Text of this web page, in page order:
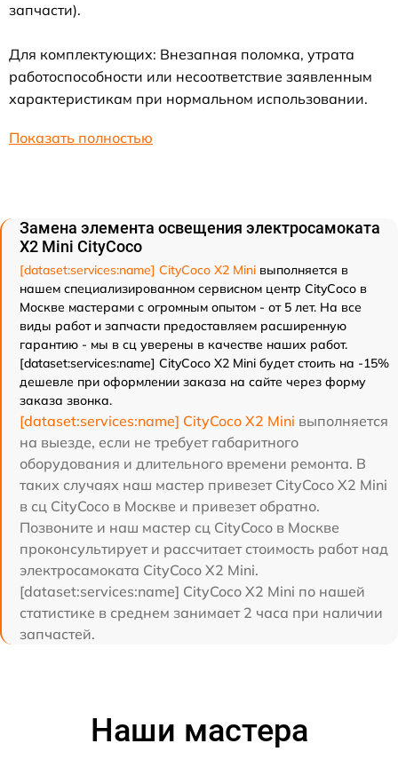
запчасти).
Для комплектующих: Внезапная поломка, утрата
работоспособности или несоответствие заявленным
характеристикам при нормальном использовании.
Показать полностью
Замена элемента освещения электросамоката
X2 Mini CityCoco
[dataset:services:name] CityCoco X2 Mini выполняется в
нашем специализированном сервисном центр CityCoco в
Москве мастерами с огромным опытом - от 5 лет. На все
виды работ и запчасти предоставляем расширенную
гарантию - мы в сц уверены в качестве наших работ.
[dataset:services:name] CityCoco X2 Mini будет стоить на -15%
дешевле при оформлении заказа на сайте через форму
заказа звонка.
[dataset:services:name] CityCoco X2 Mini выполняется
на выезде, если не требует габаритного
оборудования и длительного времени ремонта. В
таких случаях наш мастер привезет CityCoco X2 Mini
в сц CityCoco в Москве и привезет обратно.
Позвоните и наш мастер сц CityCoco в Москве
проконсультирует и рассчитает стоимость работ над
электросамоката CityCoco X2 Mini.
[dataset:services:name] CityCoco X2 Mini по нашей
статистике в среднем занимает 2 часа при наличии
запчастей.
Наши мастера